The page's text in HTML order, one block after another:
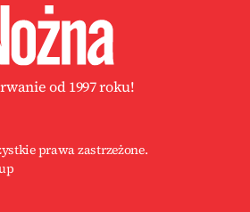
od 1997 roku!
prawa zastrzeżone.